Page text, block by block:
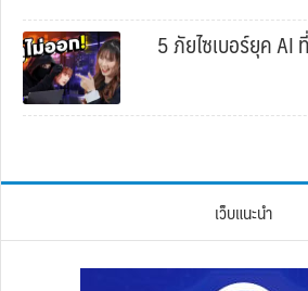
5 ภัยไซเบอร์ยุค AI
เว็บแนะนำ